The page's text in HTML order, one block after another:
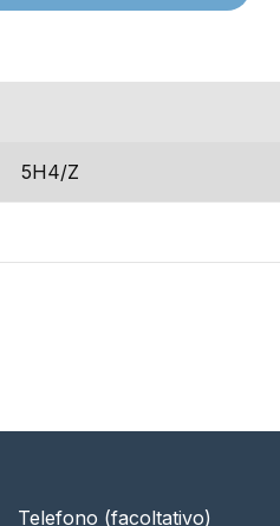
5H4/Z
Telefono (facoltativo)